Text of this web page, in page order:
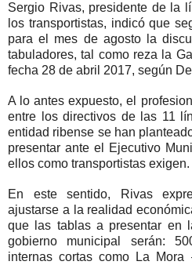
Sergio Rivas, presidente de la
los transportistas, indicó que
para el mes de agosto la
tabuladores, tal como reza la
fecha 28 de abril 2017, según
A lo antes expuesto, el
entre los directivos de las 11
entidad ribense se han
presentar ante el Ejecutivo
ellos como transportistas exigen.
En este sentido, Rivas
ajustarse a la realidad
que las tablas a presentar en
gobierno municipal serán:
internas cortas como La